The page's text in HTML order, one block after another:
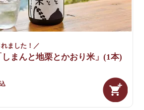
ました！／
まんと地栗とかおり米」(1本)